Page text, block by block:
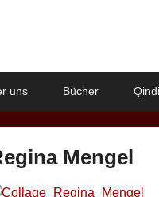
uns Bücher
Mengel